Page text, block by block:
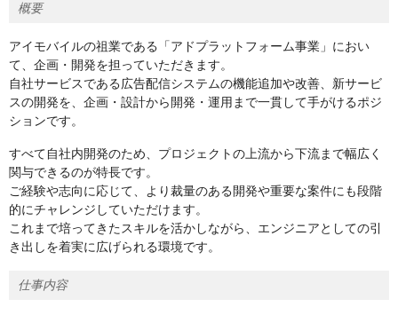
概要
アイモバイルの祖業である「アドプラットフォーム事業」におい
て、企画・開発を担っていただきます。
自社サービスである広告配信システムの機能追加や改善、新サービ
スの開発を、企画・設計から開発・運用まで一貫して手がけるポジ
ションです。
すべて自社内開発のため、プロジェクトの上流から下流まで幅広く
関与できるのが特長です。
ご経験や志向に応じて、より裁量のある開発や重要な案件にも段階
的にチャレンジしていただけます。
これまで培ってきたスキルを活かしながら、エンジニアとしての引
き出しを着実に広げられる環境です。
仕事内容